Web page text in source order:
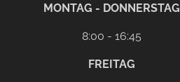
MONTAG - DONNERSTAG
8:00 - 16:45
FREITAG